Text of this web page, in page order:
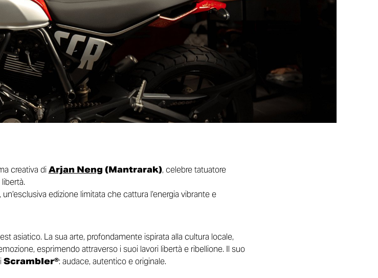
creativa di Arjan Neng (Mantrarak), celebre tatuatore
, un’esclusiva edizione limitata che cattura l’energia vibrante e
asiatico. La sua arte, profondamente ispirata alla cultura locale,
esprimendo attraverso i suoi lavori libertà e ribellione. Il suo
Scrambler®: audace, autentico e originale.